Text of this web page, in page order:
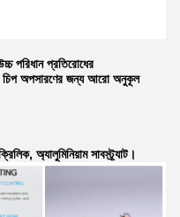
পরিধান প্রতিরোধের
চিপ অপসারণের জন্য আরো অনুকূল
অ্যালুমিনিয়াম সাবস্ট্র্যাট।